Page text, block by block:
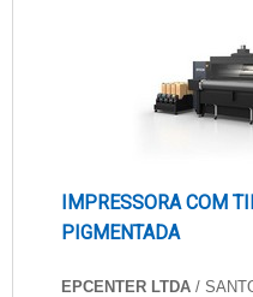
muitas maneiras
IMPRESSORA COM
PIGMENTADA
EPCENTER LTDA /